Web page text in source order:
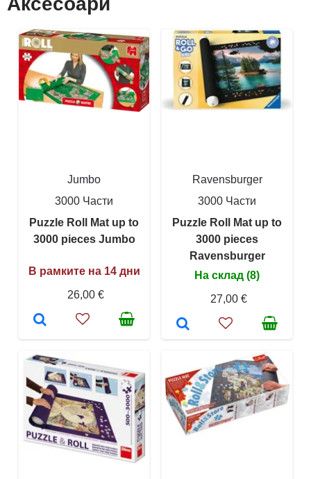
Jumbo
3000 Части
Puzzle Roll Mat up to
3000 pieces Jumbo
В рамките на 14 дни
26,00 €
Ravensburger
3000 Части
Puzzle Roll Mat up to
3000 pieces
Ravensburger
На склад (8)
27,00 €